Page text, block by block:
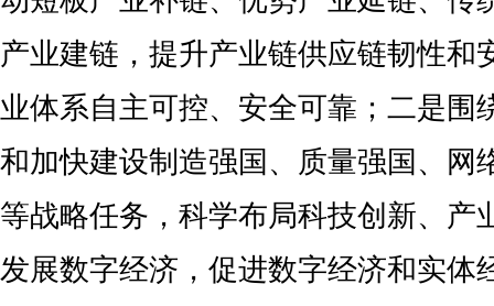
产业建链，提升产业链供应链韧性和
业体系自主可控、安全可靠；二是围
和加快建设制造强国、质量强国、网
等战略任务，科学布局科技创新、产
发展数字经济，促进数字经济和实体